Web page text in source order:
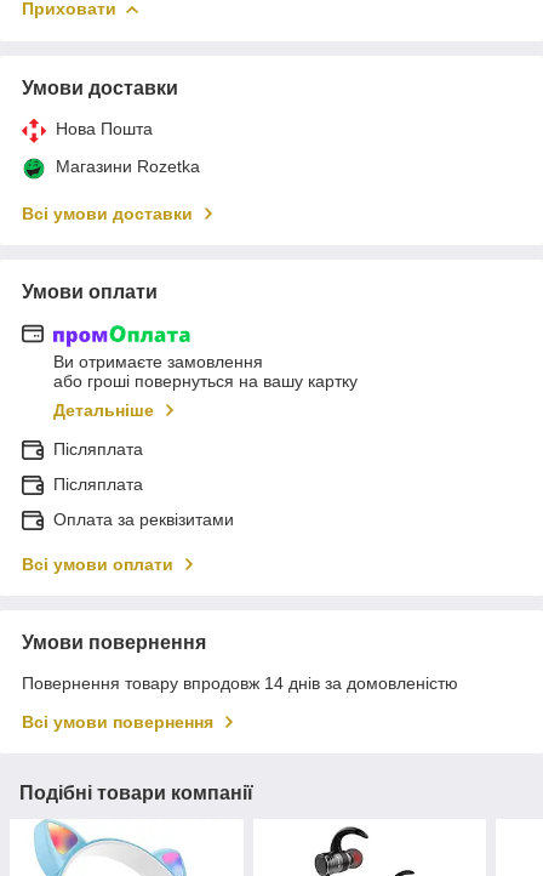
Приховати
Умови доставки
Нова Пошта
Магазини Rozetka
Всі умови доставки
Умови оплати
Ви отримаєте замовлення
або гроші повернуться на вашу картку
Детальніше
Післяплата
Післяплата
Оплата за реквізитами
Всі умови оплати
Умови повернення
Повернення товару впродовж 14 днів за домовленістю
Всі умови повернення
Подібні товари компанії